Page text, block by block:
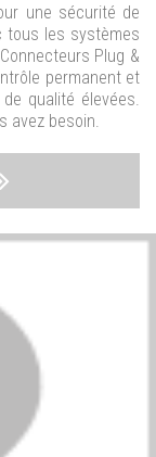
une sécurité de
tous les systèmes
Plug &
permanent et
qualité élevées.
avez besoin.